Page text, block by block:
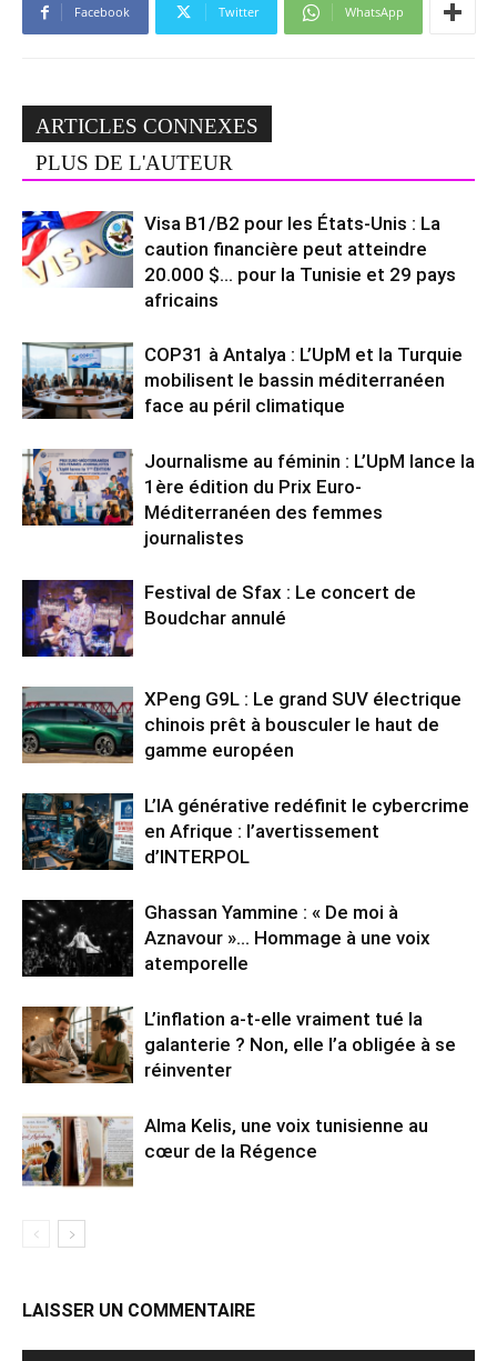
Facebook Twitter WhatsApp
ARTICLES CONNEXES
PLUS DE L'AUTEUR
Visa B1/B2 pour les États-Unis : La
caution financière peut atteindre
20.000 $… pour la Tunisie et 29 pays
africains
COP31 à Antalya : L’UpM et la Turquie
mobilisent le bassin méditerranéen
face au péril climatique
Journalisme au féminin : L’UpM lance la
1ère édition du Prix Euro-
Méditerranéen des femmes
journalistes
Festival de Sfax : Le concert de
Boudchar annulé
XPeng G9L : Le grand SUV électrique
chinois prêt à bousculer le haut de
gamme européen
L’IA générative redéfinit le cybercrime
en Afrique : l’avertissement
d’INTERPOL
Ghassan Yammine : « De moi à
Aznavour »… Hommage à une voix
atemporelle
L’inflation a-t-elle vraiment tué la
galanterie ? Non, elle l’a obligée à se
réinventer
Alma Kelis, une voix tunisienne au
cœur de la Régence
LAISSER UN COMMENTAIRE